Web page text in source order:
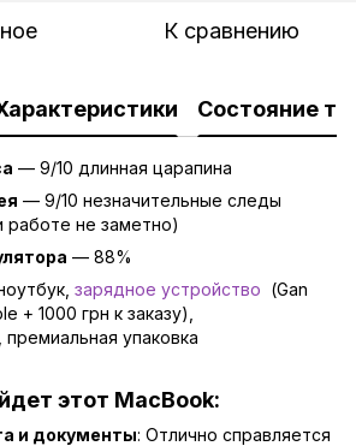
К сравнению
Состояние
— 9/10 длинная царапина
— 9/10 незначительные следы
работе не заметно)
— 88%
зарядное устройство (Gan
+ 1000 грн к заказу),
упаковка
этот MacBook:
и документы: Отлично справляется